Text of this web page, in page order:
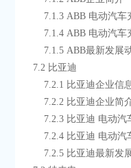
7.1.3 ABB 电
7.1.4 ABB 电
7.1.5 ABB最新发
    7.2 比亚迪
7.2.1 比亚迪企业信
7.2.2 比亚迪企业简
7.2.3 比亚迪
7.2.4 比亚迪
7.2.5 比亚迪最新